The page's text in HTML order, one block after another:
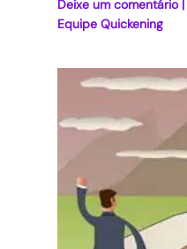
Deixe um comentário |
Equipe Quickening